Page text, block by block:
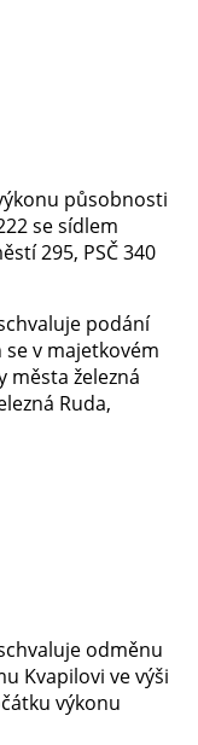
působnosti
se sídlem
295, PSČ 340
podání
v majetkovém
města železná
Ruda,
odměnu
Kvapilovi ve výši
výkonu